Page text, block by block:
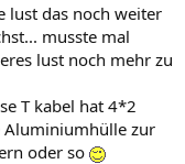
lust das noch weiter
musste mal
lust noch mehr zu
T kabel hat 4*2
Aluminiumhülle zur
oder so